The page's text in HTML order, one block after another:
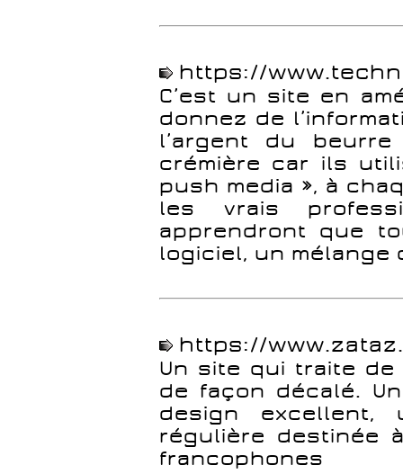
https://
C’est un site en
donnez de
l’argent du
crémière car ils
push media », à
les vrais
apprendront que
logiciel, un mélange
https://
Un site qui traite
de façon décalé.
design excellent,
régulière destinée
francophones